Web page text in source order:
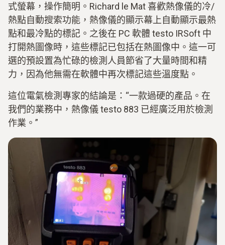
式螢幕，操作簡明。Richard le Mat 喜歡熱像儀的冷/
熱點自動搜索功能，熱像儀的顯示幕上自動顯示最熱
點和最冷點的標記。之後在 PC 軟體 testo IRSoft 中
打開熱圖像時，這些標記已包括在熱圖像中。這一可
選的預設置為忙碌的檢測人員節省了大量時間和精
力，因為他無需在軟體中再次標記這些溫度點。
這位電氣檢測專家的結論是：“一款過硬的產品。在
我們的業務中，熱像儀 testo 883 已經廣泛用於檢測
作業。”